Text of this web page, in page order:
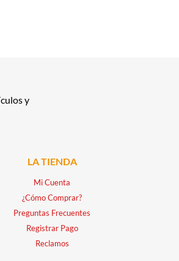
y
LA TIENDA
Mi Cuenta
¿Cómo Comprar?
Preguntas Frecuentes
Registrar Pago
Reclamos